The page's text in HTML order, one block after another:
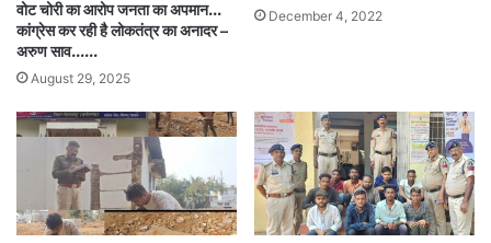
वोट चोरी का आरोप जनता का अपमान…
कांग्रेस कर रही है लोकतंत्र का अनादर –
अरुण साव……
August 29, 2025
December 4, 2022